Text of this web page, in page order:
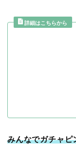
みんなでガチャピ